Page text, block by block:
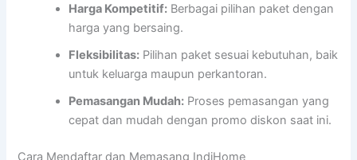
Harga Kompetitif: Berbagai pilihan paket dengan
harga yang bersaing.
Fleksibilitas: Pilihan paket sesuai kebutuhan, baik
untuk keluarga maupun perkantoran.
Pemasangan Mudah: Proses pemasangan yang
cepat dan mudah dengan promo diskon saat ini.
Cara Mendaftar dan Memasang IndiHome